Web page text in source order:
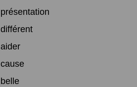
présentation
différent
aider
cause
belle